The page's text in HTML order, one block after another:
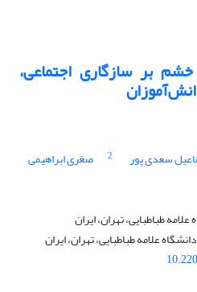
بر سازگاری ‌اجتماعی،
سعدی پور 2 صغری ابراهیمی
طباطبایی، تهران، ایران
علامه طباطبایی، تهران، ایران